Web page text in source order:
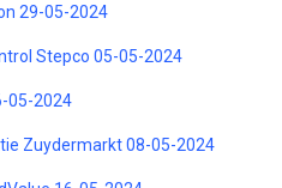
29-05-2024
Stepco 05-05-2024
05-2024
Zuydermarkt 08-05-2024